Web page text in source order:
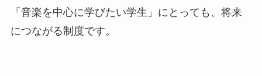
「音楽を中心に学びたい学生」にとっても、将来
につながる制度です。